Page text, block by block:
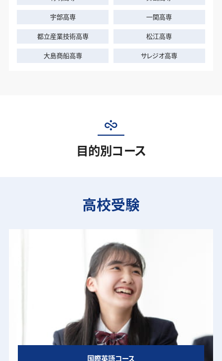
宇部高専 一関高専
都立産業技術高専 松江高専
大島商船高専 サレジオ高専
目的別コース
高校受験
国際英語コース